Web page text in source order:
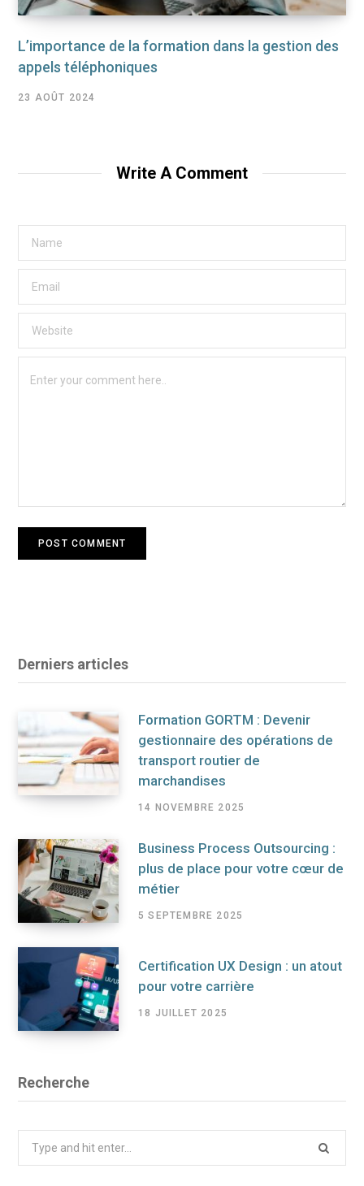
L’importance de la formation dans la gestion des
appels téléphoniques
23 AOÛT 2024
Write A Comment
Derniers articles
Formation GORTM : Devenir
gestionnaire des opérations de
transport routier de
marchandises
14 NOVEMBRE 2025
Business Process Outsourcing :
plus de place pour votre cœur de
métier
5 SEPTEMBRE 2025
Certification UX Design : un atout
pour votre carrière
18 JUILLET 2025
Recherche